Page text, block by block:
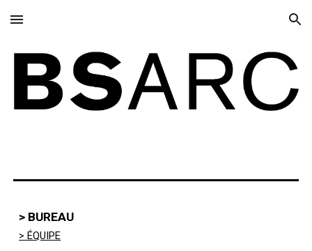
Skip to main content Skip to navigation
> BUREAU
> ÉQUIPE